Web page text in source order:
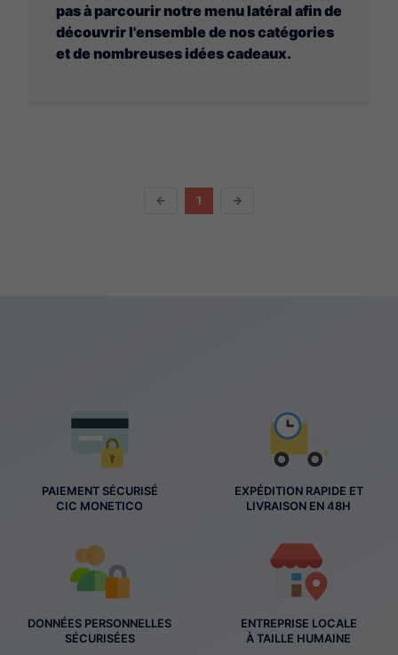
pas à parcourir notre menu latéral afin de
découvrir l'ensemble de nos catégories
et de nombreuses idées cadeaux.
← 1 →
PAIEMENT SÉCURISÉ
CIC MONETICO
EXPÉDITION RAPIDE ET
LIVRAISON EN 48H
DONNÉES PERSONNELLES
SÉCURISÉES
ENTREPRISE LOCALE
À TAILLE HUMAINE